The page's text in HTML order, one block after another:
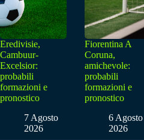
Eredivisie,
Cambuur-
Excelsior:
probabili
formazioni e
pronostico
7 Agosto
2026
Fiorentina A
Coruna,
amichevole:
probabili
formazioni e
pronostico
6 Agosto
2026